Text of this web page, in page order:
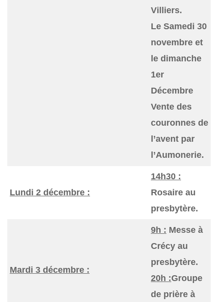
Villiers.
Le Samedi 30
novembre et
le dimanche
1er
Décembre
Vente des
couronnes de
l’avent par
l’Aumonerie.
Lundi 2 décembre :
14h30 :
Rosaire au
presbytère.
Mardi 3 décembre :
9h : Messe à
Crécy au
presbytère.
20h :Groupe
de prière à